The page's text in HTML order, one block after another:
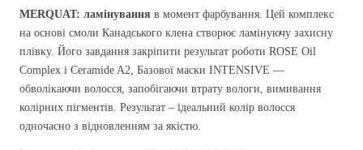
MERQUAT: ламінування в момент фарбування. Цей комплекс
на основі смоли Канадського клена створює ламінуючу захисну
плівку. Його завдання закріпити результат роботи ROSE Oil
Complex і Ceramide A2, Базової маски INTENSIVE —
обволікаючи волосся, запобігаючи втрату вологи, вимивання
колірних пігментів. Результат – ідеальний колір волосся
одночасно з відновленням за якістю.